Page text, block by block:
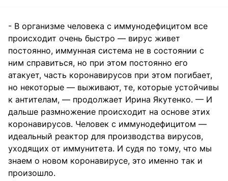
- В организме человека с иммунодефицитом все
происходит очень быстро — вирус живет
постоянно, иммунная система не в состоянии с
ним справиться, но при этом постоянно его
атакует, часть коронавирусов при этом погибает,
но некоторые — выживают, те, которые устойчивы
к антителам, — продолжает Ирина Якутенко. — И
дальше размножение происходит на основе этих
коронавирусов. Человек с иммунодефицитом —
идеальный реактор для производства вирусов,
уходящих от иммунитета. И судя по тому, что мы
знаем о новом коронавирусе, это именно так и
произошло.